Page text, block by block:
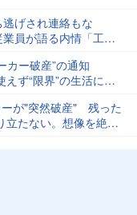
げされ連絡もな
員が語る内情「工事
カー破産”の通知
ず“限界”の生活に依
ーが"突然破産" 残った
立たない。想像を絶す